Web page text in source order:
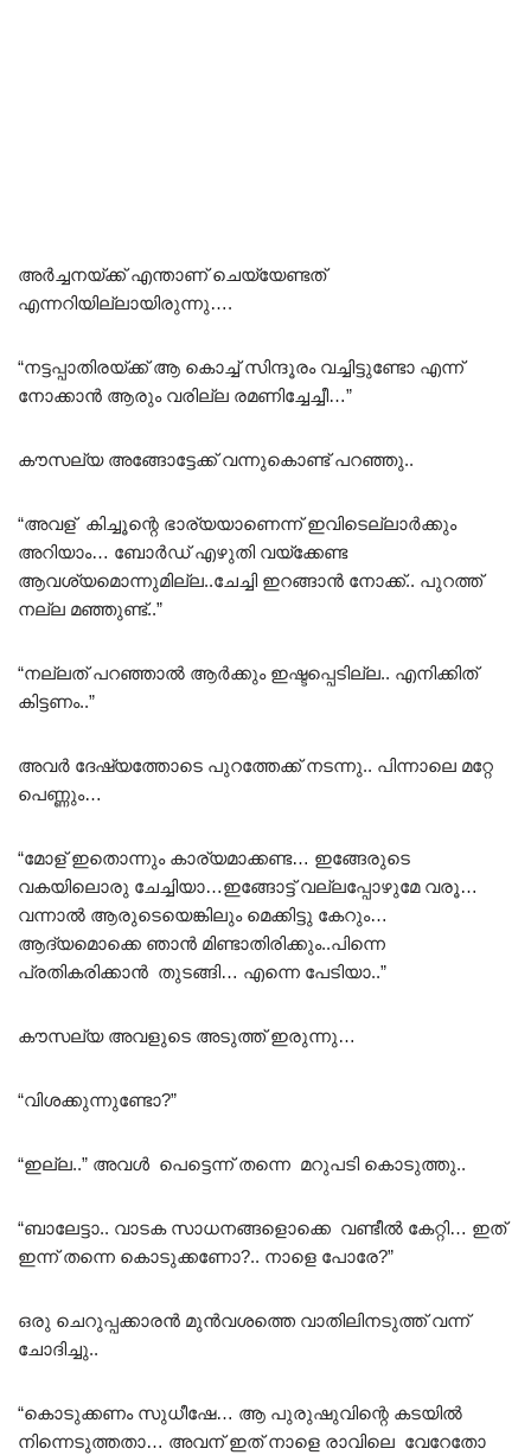
അർച്ചനയ്ക്ക് എന്താണ് ചെയ്യേണ്ടത്
എന്നറിയില്ലായിരുന്നു….
“നട്ടപ്പാതിരയ്ക്ക് ആ കൊച്ച് സിന്ദൂരം വച്ചിട്ടുണ്ടോ എന്ന്
നോക്കാൻ ആരും വരില്ല രമണിച്ചേച്ചീ…”
കൗസല്യ അങ്ങോട്ടേക്ക് വന്നുകൊണ്ട് പറഞ്ഞു..
“അവള് കിച്ചൂന്റെ ഭാര്യയാണെന്ന് ഇവിടെല്ലാർക്കും
അറിയാം… ബോർഡ് എഴുതി വയ്ക്കേണ്ട
ആവശ്യമൊന്നുമില്ല..ചേച്ചി ഇറങ്ങാൻ നോക്ക്.. പുറത്ത്
നല്ല മഞ്ഞുണ്ട്..”
“നല്ലത് പറഞ്ഞാൽ ആർക്കും ഇഷ്ടപ്പെടില്ല.. എനിക്കിത്
കിട്ടണം..”
അവർ ദേഷ്യത്തോടെ പുറത്തേക്ക് നടന്നു.. പിന്നാലെ മറ്റേ
പെണ്ണും…
“മോള് ഇതൊന്നും കാര്യമാക്കണ്ട… ഇങ്ങേരുടെ
വകയിലൊരു ചേച്ചിയാ…ഇങ്ങോട്ട് വല്ലപ്പോഴുമേ വരൂ…
വന്നാൽ ആരുടെയെങ്കിലും മെക്കിട്ടു കേറും…
ആദ്യമൊക്കെ ഞാൻ മിണ്ടാതിരിക്കും..പിന്നെ
പ്രതികരിക്കാൻ തുടങ്ങി… എന്നെ പേടിയാ..”
കൗസല്യ അവളുടെ അടുത്ത് ഇരുന്നു…
“വിശക്കുന്നുണ്ടോ?”
“ഇല്ല..” അവൾ പെട്ടെന്ന് തന്നെ മറുപടി കൊടുത്തു..
“ബാലേട്ടാ.. വാടക സാധനങ്ങളൊക്കെ വണ്ടീൽ കേറ്റി… ഇത്
ഇന്ന് തന്നെ കൊടുക്കണോ?.. നാളെ പോരേ?”
ഒരു ചെറുപ്പക്കാരൻ മുൻവശത്തെ വാതിലിനടുത്ത് വന്ന്
ചോദിച്ചു..
“കൊടുക്കണം സുധീഷേ… ആ പുരുഷുവിന്റെ കടയിൽ
നിന്നെടുത്തതാ… അവന് ഇത് നാളെ രാവിലെ വേറേതോ